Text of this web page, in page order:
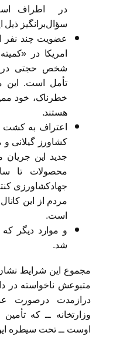
در اطراف
سؤال‌برانگیز ذیل
عضویت چند نفر
امریکا در
شخص حجتی در
تأمل است. این
خطرناک، خود
هستند.
اعتراف به کشت
جدید این
جهادکشاورزی
مردم از این
است.
و موارد دیگر
شد.
مجموع این شرایط
متبوعش ناخواسته در
درازمدت درصورت
وزارتخانه ــ که
اوست ــ تحت سیطره